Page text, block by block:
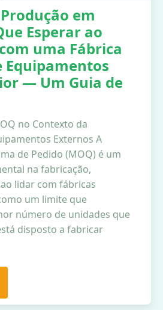
em
Esperar ao
uma Fábrica
Equipamentos
— Um Guia de
no Contexto da
Externos A
de Pedido (MOQ) é um
na fabricação,
lidar com fábricas
um limite que
número de unidades que
disposto a fabricar